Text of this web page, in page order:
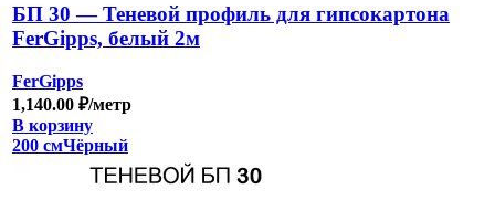
БП 30 — Теневой профиль для гипсокартона
FerGipps, белый 2м
FerGipps
1,140.00 ₽/метр
В корзину
200 смЧёрный